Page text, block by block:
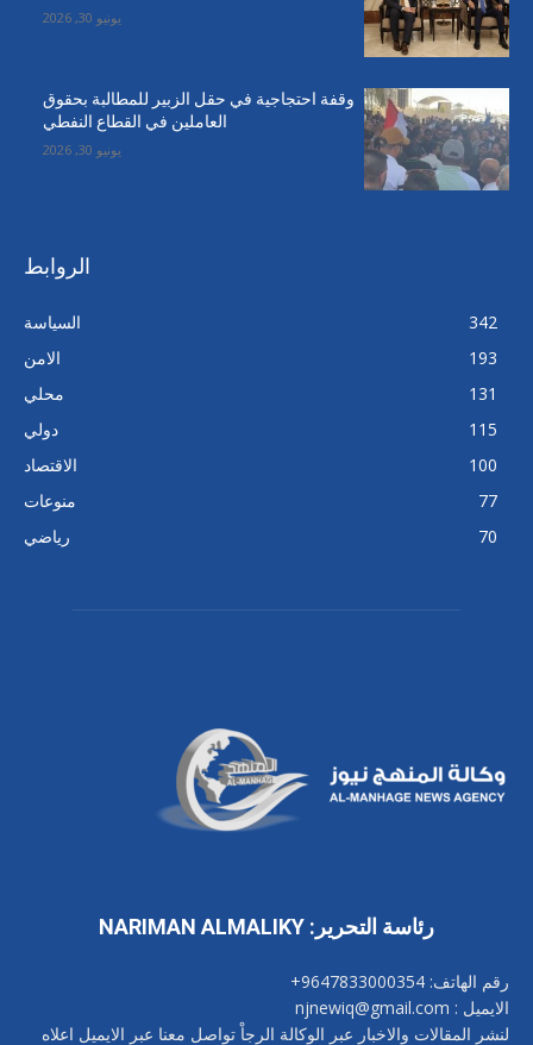
يونيو 30, 2026
وقفة احتجاجية في حقل الزبير للمطالبة بحقوق
العاملين في القطاع النفطي
يونيو 30, 2026
الروابط
السياسة
342
الامن
193
محلي
131
دولي
115
الاقتصاد
100
منوعات
77
رياضي
70
رئاسة التحرير: NARIMAN ALMALIKY
رقم الهاتف: 9647833000354+
الايميل : njnewiq@gmail.com
لنشر المقالات والاخبار عبر الوكالة الرجاْ تواصل معنا عبر الايميل اعلاه